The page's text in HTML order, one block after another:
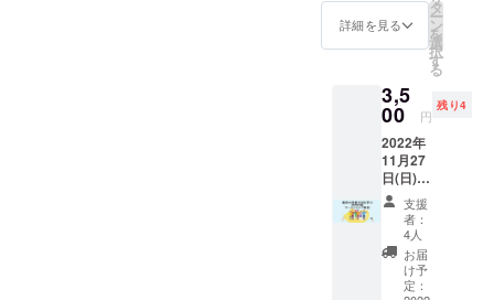
ング
が、ど
くださ
い。 と
きがわ
の美味
しいお
茶を飲
みなが
ら、移
住のコ
ト、空
き家活
用のコ
【断
熱・仕
上げ
ワーク
ショッ
プ 参
加権 プ
ロの大
工さん
や設計
士に、
断熱を
高める
ための
ポイン
詳細を見る
タ
ー
ン
を
選
択
す
る
3,5
00 円
残り4
2022年
11月27
日(日)
（雨天
でも実
施予
定） 建
具の改
修方法
支援
者：
4人
お届
け予
定：